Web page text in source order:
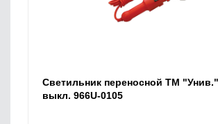
Светильник переносной ТМ
выкл. 966U-0105